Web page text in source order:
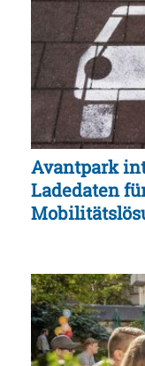
Avantpark
Ladedaten